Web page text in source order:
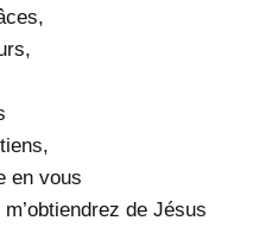
en vous
de Jésus